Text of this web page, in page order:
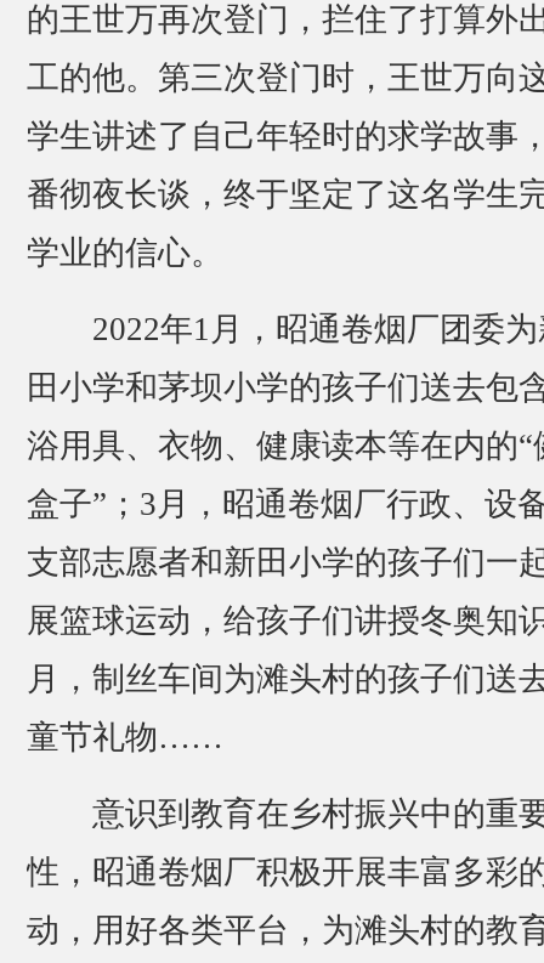
的王世万再次登门，拦住了打算外
工的他。第三次登门时，王世万向
学生讲述了自己年轻时的求学故事
番彻夜长谈，终于坚定了这名学生
学业的信心。
2022年1月，昭通卷烟厂团委为
田小学和茅坝小学的孩子们送去包
浴用具、衣物、健康读本等在内的“
盒子”；3月，昭通卷烟厂行政、设
支部志愿者和新田小学的孩子们一
展篮球运动，给孩子们讲授冬奥知
月，制丝车间为滩头村的孩子们送
童节礼物……
意识到教育在乡村振兴中的重
性，昭通卷烟厂积极开展丰富多彩
动，用好各类平台，为滩头村的教